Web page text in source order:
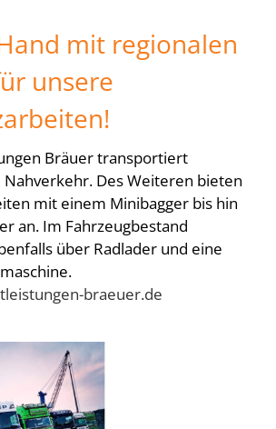
mit regionalen
unsere
Bräuer transportiert
Des Weiteren bieten
mit einem Minibagger bis hin
an. Im Fahrzeugbestand
über Radlader und eine
braeuer.de